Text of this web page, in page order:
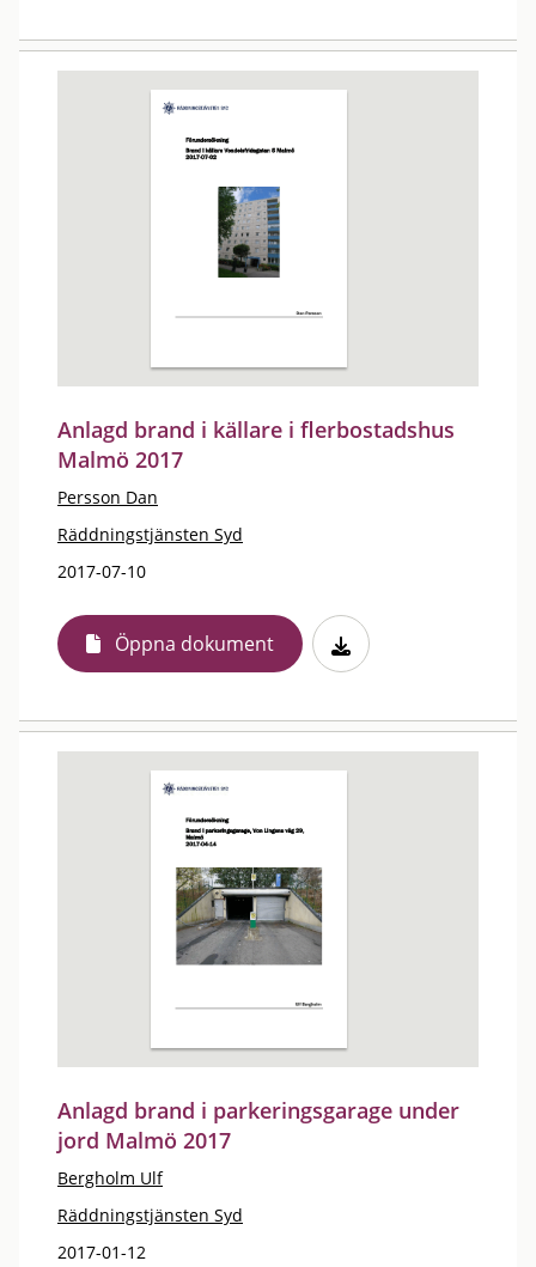
Anlagd brand i källare i flerbostadshus
Malmö 2017
Persson Dan
Räddningstjänsten Syd
2017-07-10
Öppna dokument
Anlagd brand i parkeringsgarage under
jord Malmö 2017
Bergholm Ulf
Räddningstjänsten Syd
2017-01-12